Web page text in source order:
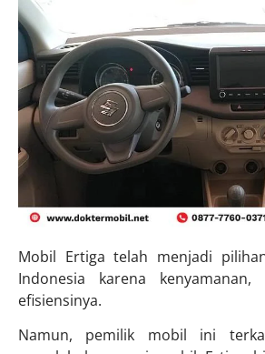
Mobil Ertiga telah menjadi
Indonesia karena kenyamanan,
efisiensinya.
Namun, pemilik mobil ini